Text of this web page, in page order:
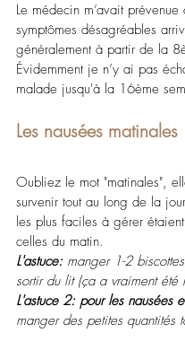
Le médecin m’avait prévenue
symptômes désagréables
généralement à partir de la
Évidemment je n’y ai pas
malade jusqu'à la 16ème
Les nausées matinales
Oubliez le mot "matinales",
survenir tout au long de la
les plus faciles à gérer
celles du matin.
L'astuce: manger 1-2
sortir du lit (ça a vraiment été
L'astuce 2: pour les nausées
manger des petites quantités